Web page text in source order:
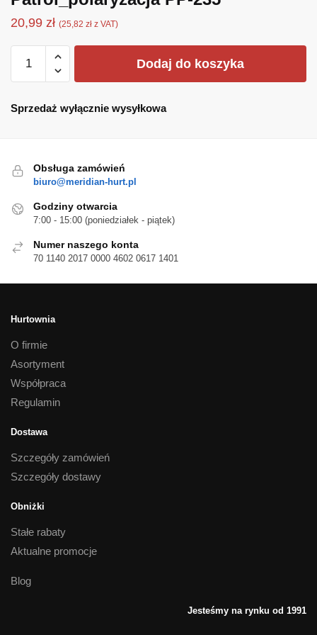
20,99 zł (25,82 zł z VAT)
Patrol_polaryzacja
235
Dodaj do koszyka
Sprzedaż wyłącznie wysyłkowa
Obsługa zamówień
biuro@meridian-hurt.pl
Godziny otwarcia
7:00 - 15:00 (poniedziałek - piątek)
Numer naszego konta
70 1140 2017 0000 4602 0617 1401
Hurtownia
O firmie
Asortyment
Współpraca
Regulamin
Dostawa
Szczegóły zamówień
Szczegóły dostawy
Obniżki
Stałe rabaty
Aktualne promocje
Blog
Jesteśmy na rynku od 1991